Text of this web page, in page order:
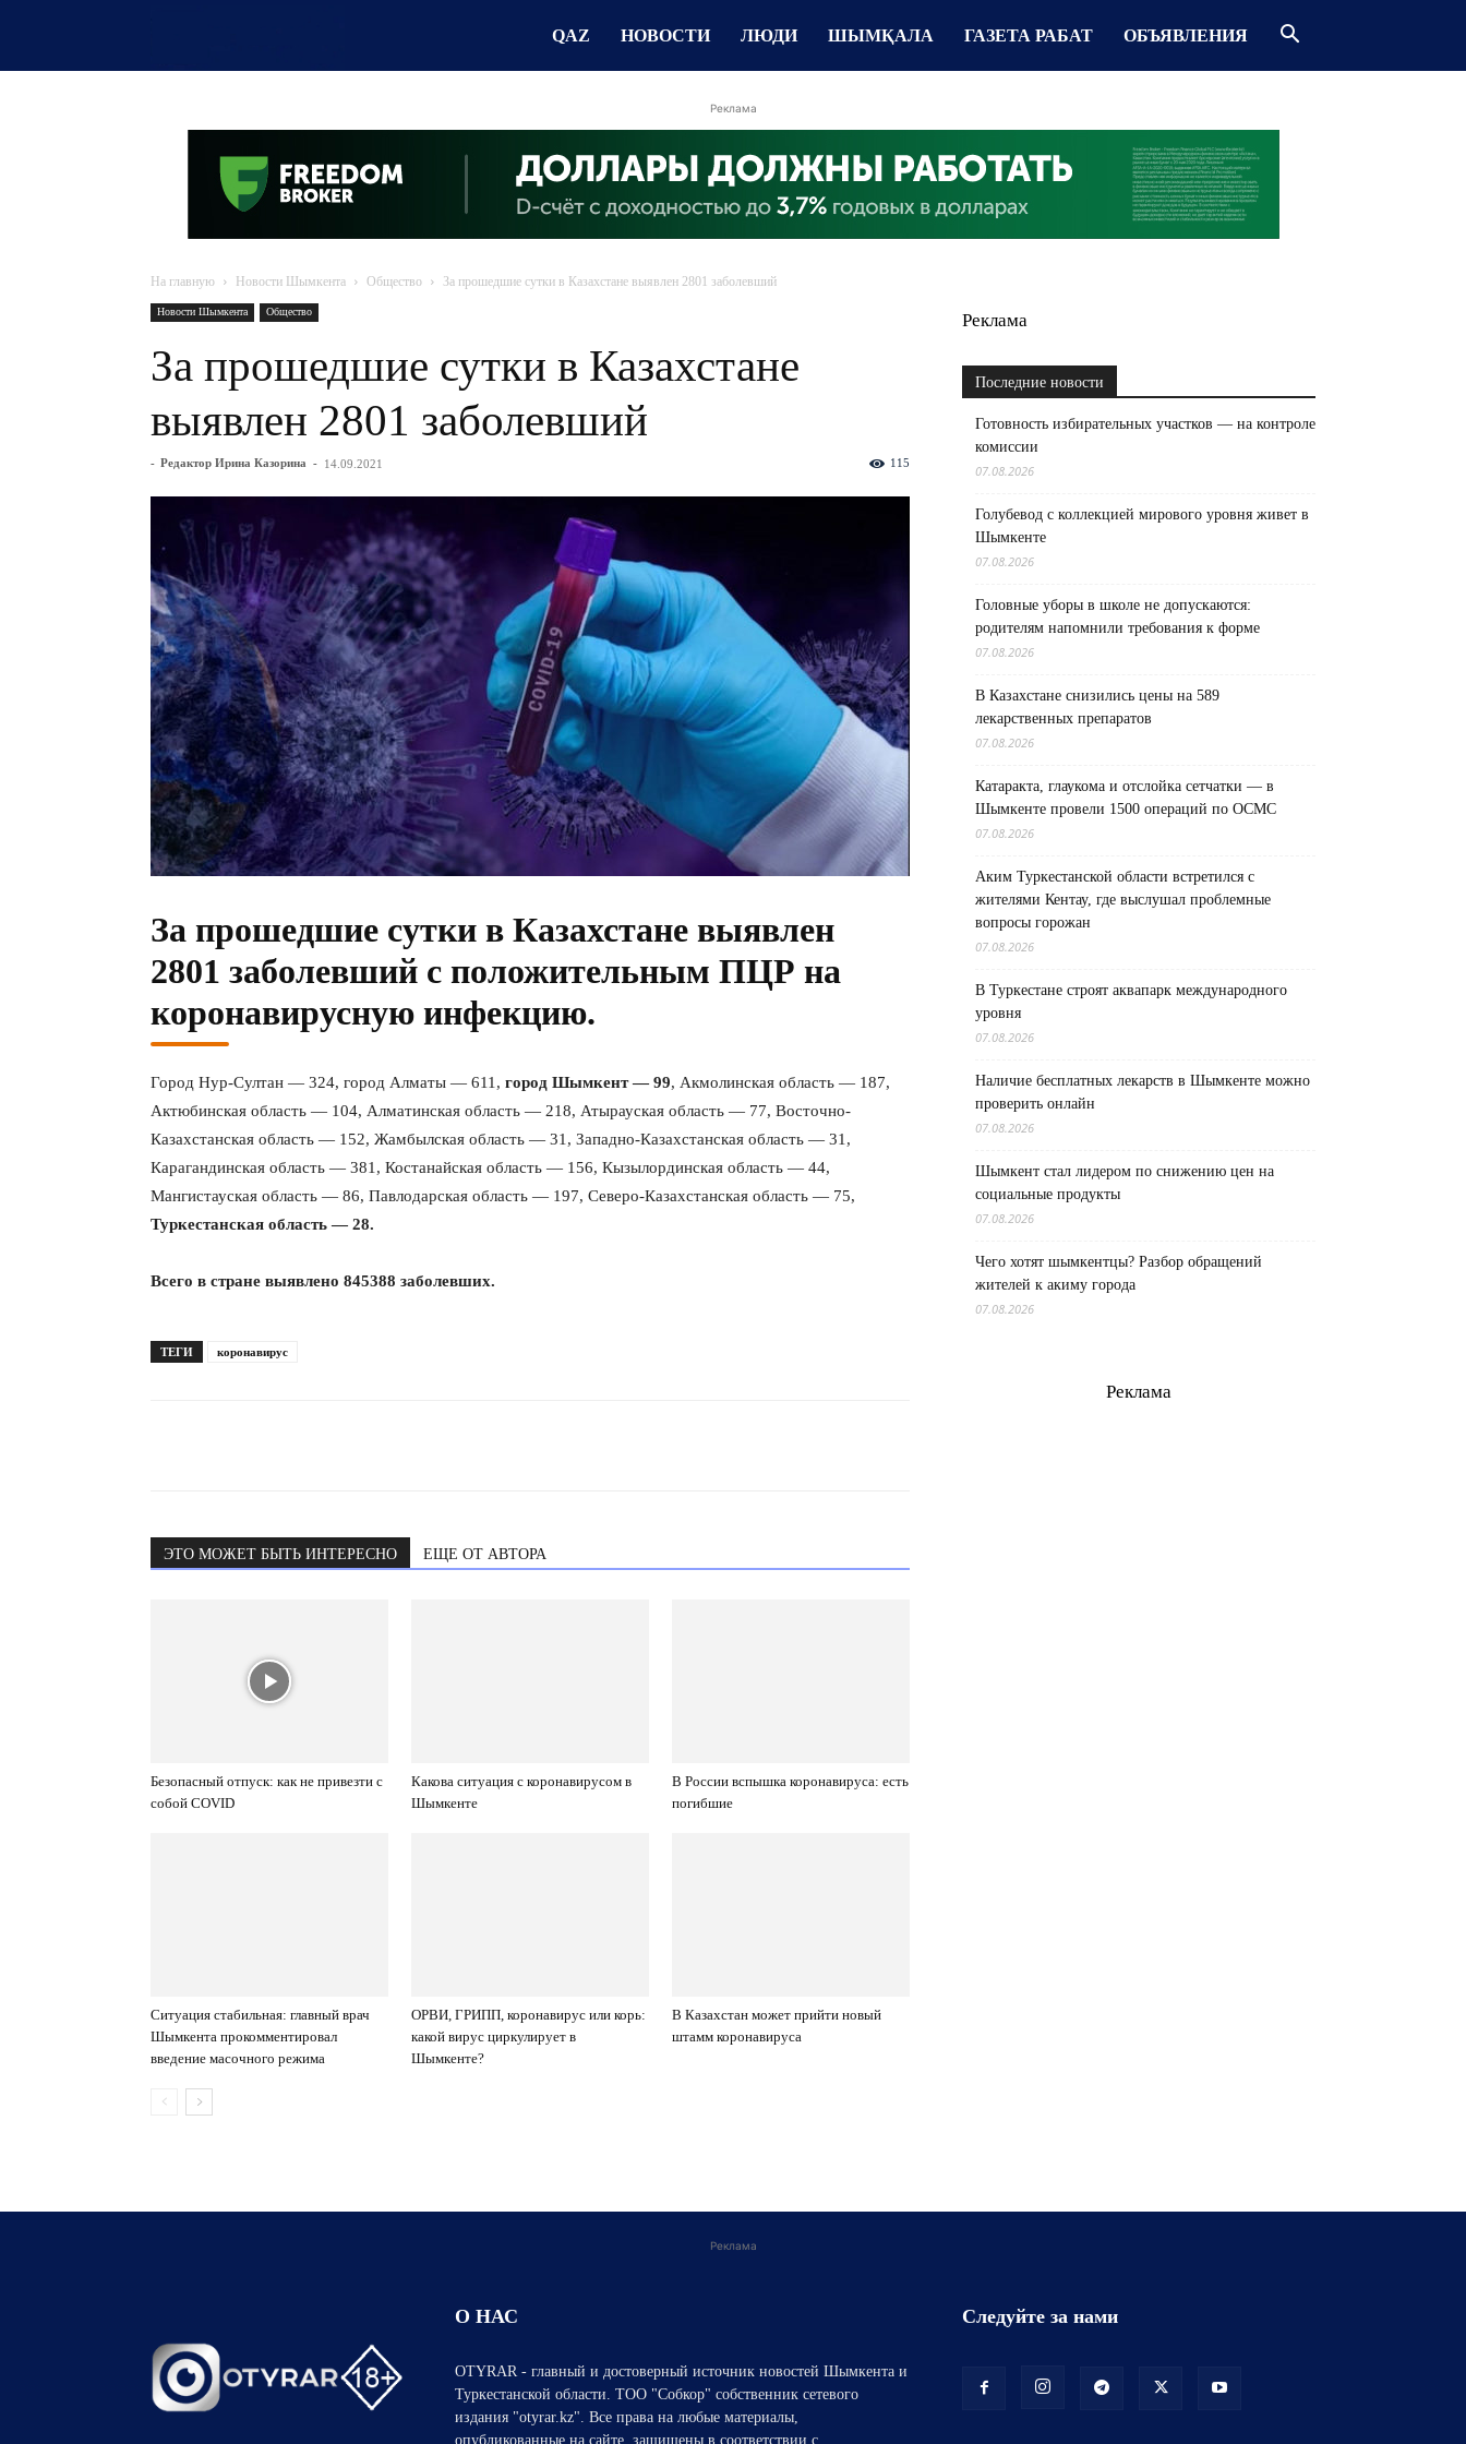
QAZ НОВОСТИ ЛЮДИ ШЫМҚАЛА ГАЗЕТА РАБАТ ОБЪЯВЛЕНИЯ
Реклама
На главную Новости Шымкента Общество За прошедшие сутки в Казахстане выявлен 2801 заболевший
Новости Шымкента Общество
За прошедшие сутки в Казахстане
выявлен 2801 заболевший
- Редактор Ирина Казорина - 14.09.2021 115
За прошедшие сутки в Казахстане выявлен
2801 заболевший с положительным ПЦР на
коронавирусную инфекцию.
Город Нур-Султан — 324, город Алматы — 611, город Шымкент — 99, Акмолинская область — 187,
Актюбинская область — 104, Алматинская область — 218, Атырауская область — 77, Восточно-
Казахстанская область — 152, Жамбылская область — 31, Западно-Казахстанская область — 31,
Карагандинская область — 381, Костанайская область — 156, Кызылординская область — 44,
Мангистауская область — 86, Павлодарская область — 197, Северо-Казахстанская область — 75,
Туркестанская область — 28.
Всего в стране выявлено 845388 заболевших.
ТЕГИ коронавирус
ЭТО МОЖЕТ БЫТЬ ИНТЕРЕСНО ЕЩЕ ОТ АВТОРА
Безопасный отпуск: как не привезти с
собой COVID
Какова ситуация с коронавирусом в
Шымкенте
В России вспышка коронавируса: есть
погибшие
Ситуация стабильная: главный врач
Шымкента прокомментировал
введение масочного режима
ОРВИ, ГРИПП, коронавирус или корь:
какой вирус циркулирует в
Шымкенте?
В Казахстан может прийти новый
штамм коронавируса
Реклама
Последние новости
Готовность избирательных участков — на контроле
комиссии
07.08.2026
Голубевод с коллекцией мирового уровня живет в
Шымкенте
07.08.2026
Головные уборы в школе не допускаются:
родителям напомнили требования к форме
07.08.2026
В Казахстане снизились цены на 589
лекарственных препаратов
07.08.2026
Катаракта, глаукома и отслойка сетчатки — в
Шымкенте провели 1500 операций по ОСМС
07.08.2026
Аким Туркестанской области встретился с
жителями Кентау, где выслушал проблемные
вопросы горожан
07.08.2026
В Туркестане строят аквапарк международного
уровня
07.08.2026
Наличие бесплатных лекарств в Шымкенте можно
проверить онлайн
07.08.2026
Шымкент стал лидером по снижению цен на
социальные продукты
07.08.2026
Чего хотят шымкентцы? Разбор обращений
жителей к акиму города
07.08.2026
Реклама
Реклама
О НАС
OTYRAR - главный и достоверный источник новостей Шымкента и
Туркестанской области. ТОО "Собкор" собственник сетевого
издания "otyrar.kz". Все права на любые материалы,
опубликованные на сайте, защищены в соответствии с
Следуйте за нами